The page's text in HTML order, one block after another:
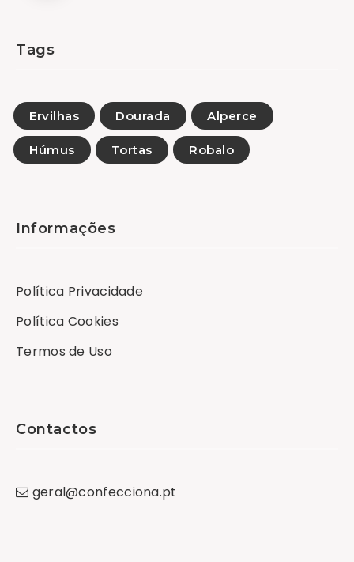
Tags
Ervilhas Dourada Alperce
Húmus Tortas Robalo
Informações
Política Privacidade
Política Cookies
Termos de Uso
Contactos
geral@confecciona.pt